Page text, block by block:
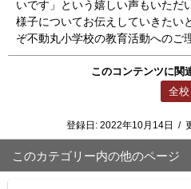
いです」という嬉しい声もいただ
様子についてお伝えしていきたい
ぞ不動丸小学校の教育活動へのご
このコンテンツに関
全校
登録日: 2022年10月14日 /
このカテゴリー内の他のページ